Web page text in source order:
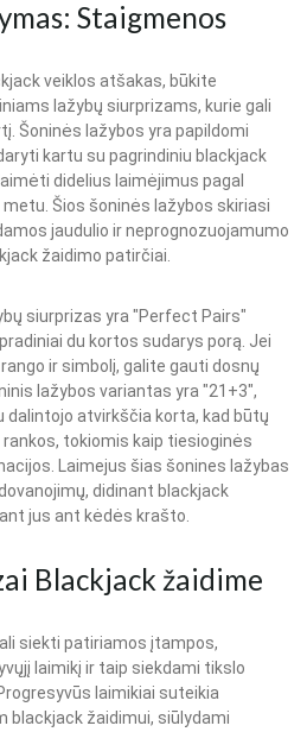
Staigmenos
veiklos atšakas, būkite
lažybų siurprizams, kurie gali
Šoninės lažybos yra papildomi
kartu su pagrindiniu blackjack
didelius laimėjimus pagal
Šios šoninės lažybos skiriasi
jaudulio ir neprognozuojamumo
žaidimo patirčiai.
siurprizas yra "Perfect Pairs"
du kortos sudarys porą. Jei
ir simbolį, galite gauti dosnų
lažybos variantas yra "21+3",
dalintojo atvirkščia korta, kad būtų
tokiomis kaip tiesioginės
Laimejus šias šonines lažybas
didinant blackjack
jus ant kėdės krašto.
Blackjack žaidime
siekti patiriamos įtampos,
laimikį ir taip siekdami tikslo
laimikiai suteikia
blackjack žaidimui, siūlydami